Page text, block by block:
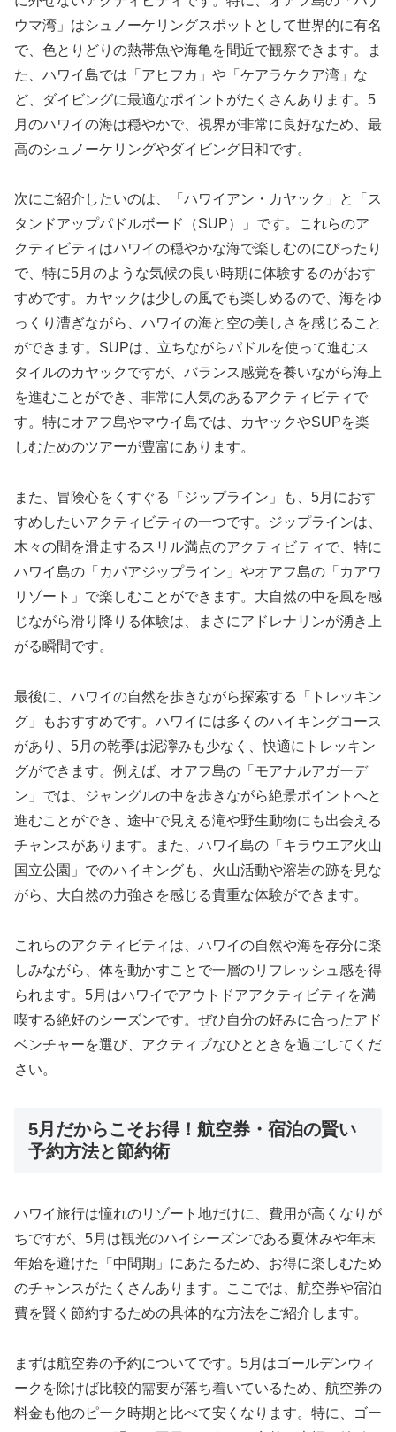
ウマ湾」はシュノーケリングスポットとして世界的に有名
で、色とりどりの熱帯魚や海亀を間近で観察できます。ま
た、ハワイ島では「アヒフカ」や「ケアラケクア湾」な
ど、ダイビングに最適なポイントがたくさんあります。5
月のハワイの海は穏やかで、視界が非常に良好なため、最
高のシュノーケリングやダイビング日和です。
次にご紹介したいのは、「ハワイアン・カヤック」と「ス
タンドアップパドルボード（SUP）」です。これらのア
クティビティはハワイの穏やかな海で楽しむのにぴったり
で、特に5月のような気候の良い時期に体験するのがおす
すめです。カヤックは少しの風でも楽しめるので、海をゆ
っくり漕ぎながら、ハワイの海と空の美しさを感じること
ができます。SUPは、立ちながらパドルを使って進むス
タイルのカヤックですが、バランス感覚を養いながら海上
を進むことができ、非常に人気のあるアクティビティで
す。特にオアフ島やマウイ島では、カヤックやSUPを楽
しむためのツアーが豊富にあります。
また、冒険心をくすぐる「ジップライン」も、5月におす
すめしたいアクティビティの一つです。ジップラインは、
木々の間を滑走するスリル満点のアクティビティで、特に
ハワイ島の「カパアジップライン」やオアフ島の「カアワ
リゾート」で楽しむことができます。大自然の中を風を感
じながら滑り降りる体験は、まさにアドレナリンが湧き上
がる瞬間です。
最後に、ハワイの自然を歩きながら探索する「トレッキン
グ」もおすすめです。ハワイには多くのハイキングコース
があり、5月の乾季は泥濘みも少なく、快適にトレッキン
グができます。例えば、オアフ島の「モアナルアガーデ
ン」では、ジャングルの中を歩きながら絶景ポイントへと
進むことができ、途中で見える滝や野生動物にも出会える
チャンスがあります。また、ハワイ島の「キラウエア火山
国立公園」でのハイキングも、火山活動や溶岩の跡を見な
がら、大自然の力強さを感じる貴重な体験ができます。
これらのアクティビティは、ハワイの自然や海を存分に楽
しみながら、体を動かすことで一層のリフレッシュ感を得
られます。5月はハワイでアウトドアアクティビティを満
喫する絶好のシーズンです。ぜひ自分の好みに合ったアド
ベンチャーを選び、アクティブなひとときを過ごしてくだ
さい。
5月だからこそお得！航空券・宿泊の賢い
予約方法と節約術
ハワイ旅行は憧れのリゾート地だけに、費用が高くなりが
ちですが、5月は観光のハイシーズンである夏休みや年末
年始を避けた「中間期」にあたるため、お得に楽しむため
のチャンスがたくさんあります。ここでは、航空券や宿泊
費を賢く節約するための具体的な方法をご紹介します。
まずは航空券の予約についてです。5月はゴールデンウィ
ークを除けば比較的需要が落ち着いているため、航空券の
料金も他のピーク時期と比べて安くなります。特に、ゴー